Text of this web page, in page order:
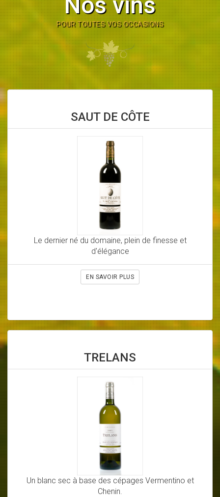
POUR TOUTES VOS OCCASIONS
SAUT DE CÔTE
Le dernier né du domaine, plein de finesse et
d'élégance
EN SAVOIR PLUS
TRELANS
Un blanc sec à base des cépages Vermentino et
Chenin.